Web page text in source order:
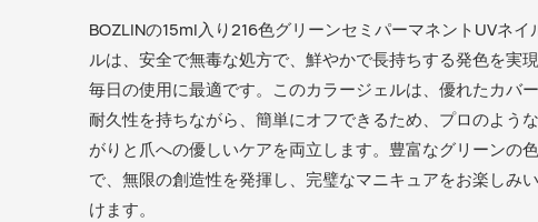
BOZLINの15ml入り216色グリーンセミパーマネントUVネイ
ルは、安全で無毒な処方で、鮮やかで長持ちする発色を実現
毎日の使用に最適です。このカラージェルは、優れたカバ
耐久性を持ちながら、簡単にオフできるため、プロのよう
がりと爪への優しいケアを両立します。豊富なグリーンの
で、無限の創造性を発揮し、完璧なマニキュアをお楽しみ
けます。